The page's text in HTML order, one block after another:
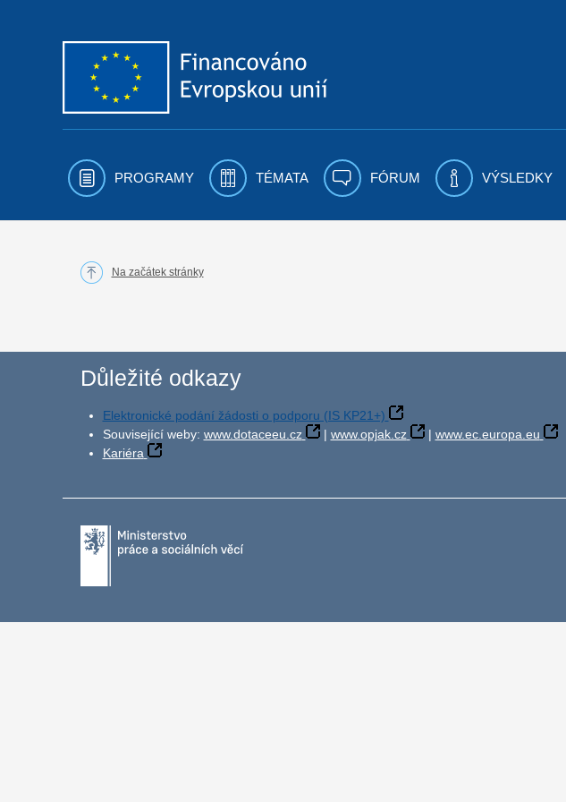
PROGRAMY TÉMATA FÓRUM VÝSLEDKY
Na začátek stránky
Důležité odkazy
Elektronické podání žádosti o podporu (IS KP21+)
Související weby: www.dotaceeu.cz | www.opjak.cz | www.ec.europa.eu
Kariéra